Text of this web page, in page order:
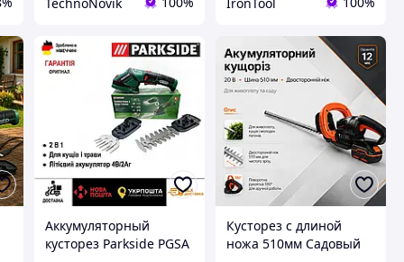
Аккумуляторный
кусторез Parkside PGSA
Кусторез с длиной
ножа 510мм Садовый